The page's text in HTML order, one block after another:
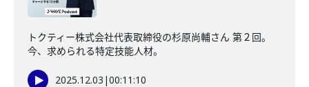
トクティー株式会社代表取締役の杉原尚輔さん 第２回。
今、求められる特定技能人材。
2025.12.03 |00:11:10